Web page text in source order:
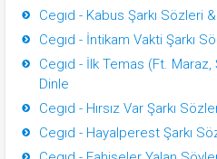
Cegıd - Kabus Şarkı Sözleri
Cegıd - İntikam Vakti Şarkı
Cegıd - İlk Temas (Ft.
Dinle
Cegıd - Hırsız Var Şarkı
Cegıd - Hayalperest Şarkı